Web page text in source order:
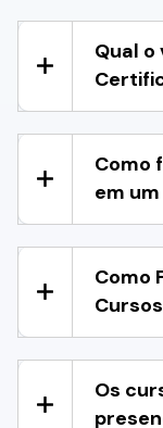
Qual o
Como
em
Como
Os